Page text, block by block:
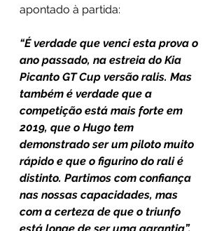
apontado à partida:
“É verdade que venci esta prova o
ano passado, na estreia do Kia
Picanto GT Cup versão ralis. Mas
também é verdade que a
competição está mais forte em
2019, que o Hugo tem
demonstrado ser um piloto muito
rápido e que o figurino do rali é
distinto. Partimos com confiança
nas nossas capacidades, mas
com a certeza de que o triunfo